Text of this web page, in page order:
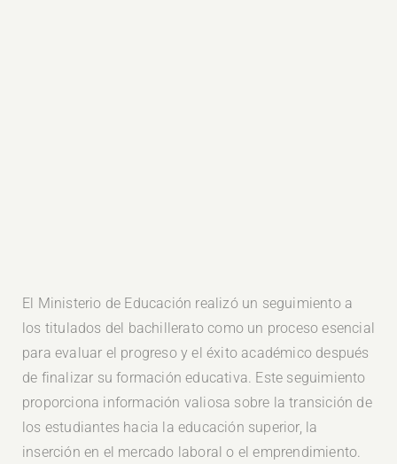
El Ministerio de Educación realizó un seguimiento a
los titulados del bachillerato como un proceso esencial
para evaluar el progreso y el éxito académico después
de finalizar su formación educativa. Este seguimiento
proporciona información valiosa sobre la transición de
los estudiantes hacia la educación superior, la
inserción en el mercado laboral o el emprendimiento.